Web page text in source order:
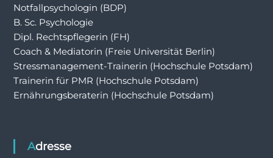
Notfallpsychologin (BDP)
B. Sc. Psychologie
Dipl. Rechtspflegerin (FH)
Coach & Mediatorin (Freie Universität Berlin)
Stressmanagement-Trainerin (Hochschule Potsdam)
Trainerin für PMR (Hochschule Potsdam)
Ernährungsberaterin (Hochschule Potsdam)
Adresse